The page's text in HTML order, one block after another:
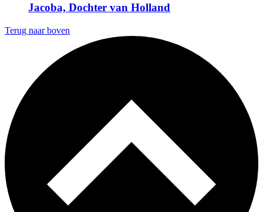
Jacoba, Dochter van Holland
Terug naar boven